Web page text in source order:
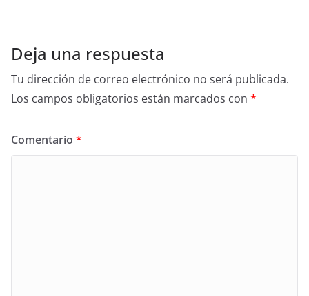
Deja una respuesta
Tu dirección de correo electrónico no será publicada.
Los campos obligatorios están marcados con *
Comentario *